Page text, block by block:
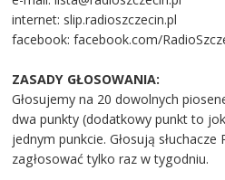
internet: slip.radioszczecin.pl
facebook: facebook.com/
ZASADY GŁOSOWANIA:
Głosujemy na 20 dowolnych
dwa punkty (dodatkowy punkt to
jednym punkcie. Głosują słuchacze
zagłosować tylko raz w tygodniu.